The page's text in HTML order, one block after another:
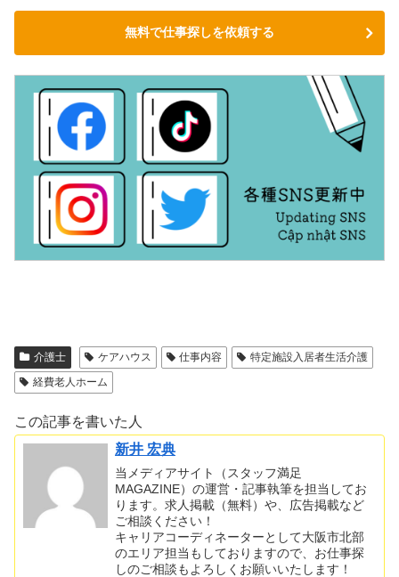
無料で仕事探しを依頼する
介護士 ケアハウス 仕事内容
特定施設入居者生活介護
経費老人ホーム
この記事を書いた人
新井 宏典
当メディアサイト（スタッフ満足
MAGAZINE）の運営・記事執筆を担当してお
ります。求人掲載（無料）や、広告掲載など
ご相談ください！
キャリアコーディネーターとして大阪市北部
のエリア担当もしておりますので、お仕事探
しのご相談もよろしくお願いいたします！